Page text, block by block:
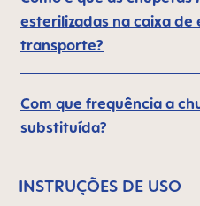
esterilizadas na caixa de
transporte?
Com que frequência a
substituída?
INSTRUÇÕES DE USO